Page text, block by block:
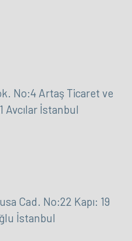
No:4 Artaş Ticaret ve
Avcılar İstanbul
Cad. No:22 Kapı: 19
İstanbul